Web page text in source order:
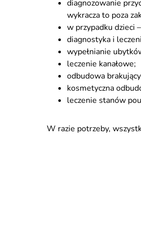
diagnozowanie
wykracza to poza
w przypadku dzieci
diagnostyka i
wypełnianie
leczenie kanałowe;
odbudowa
kosmetyczna
leczenie stanów
W razie potrzeby,